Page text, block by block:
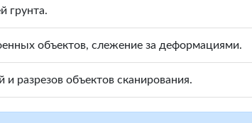
грунта.
объектов, слежение за деформациями.
разрезов объектов сканирования.